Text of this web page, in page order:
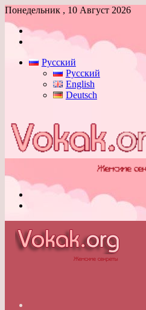
Понедельник , 10 Август 2026
Войти
Русский
Русский
English
Deutsch